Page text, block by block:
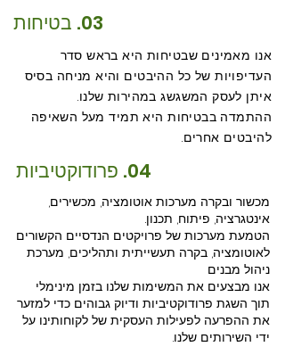
03. בטיחות
אנו מאמינים שבטיחות היא בראש סדר
העדיפויות של כל ההיבטים והיא מניחה בסיס
איתן לעסק המשגשג במהירות שלנו.
ההתמדה בבטיחות היא תמיד מעל השאיפה
להיבטים אחרים.
04. פרודוקטיביות
מכשור ובקרה מערכות אוטומציה, מכשירים,
אינטגרציה, פיתוח, תכנון.
הטמעת מערכות של פרויקטים הנדסיים הקשורים
לאוטומציה, בקרה תעשייתית ותהליכים, מערכת
ניהול מבנים
אנו מבצעים את המשימות שלנו בזמן מינימלי
תוך השגת פרודוקטיביות ודיוק גבוהים כדי למזער
את ההפרעה לפעילות העסקית של לקוחותינו על
ידי השירותים שלנו.